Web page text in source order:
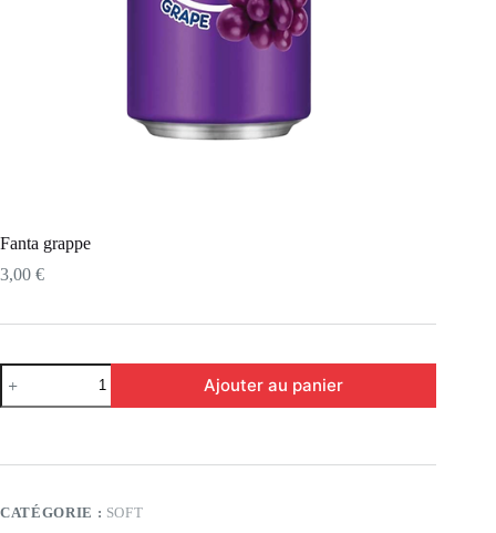
Fanta grappe
3,00 €
Ajouter au panier
CATÉGORIE : SOFT